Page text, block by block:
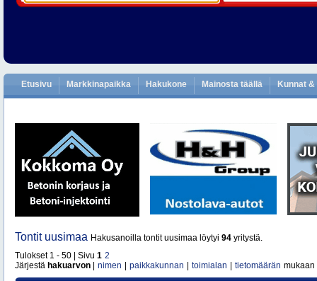
Etusivu Markkinapaikka Hakukone Mainosta täällä Kunnat
Tontit uusimaa Hakusanoilla tontit uusimaa löytyi 94 yritystä.
Tulokset 1 - 50 | Sivu 1 2
Järjestä hakuarvon nimen paikkakunnan toimialan tietomäärän mukaan